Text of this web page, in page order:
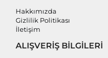
Hakkımızda
Gizlilik Politikası
İletişim
ALIŞVERİŞ BİLGİLERİ